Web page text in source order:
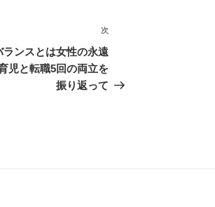
稿
次
ランスとは女性の永遠
児と転職5回の両立を
振り返って